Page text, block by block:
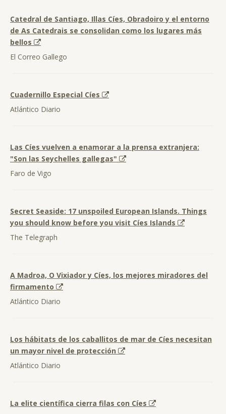
Catedral de Santiago, Illas Cíes, Obradoiro y el entorno
de As Catedrais se consolidan como los lugares más
bellos
El Correo Gallego
Cuadernillo Especial Cíes
Atlántico Diario
Las Cíes vuelven a enamorar a la prensa extranjera:
"Son las Seychelles gallegas"
Faro de Vigo
Secret Seaside: 17 unspoiled European Islands. Things
you should know before you visit Cíes Islands
The Telegraph
A Madroa, O Vixiador y Cíes, los mejores miradores del
firmamento
Atlántico Diario
Los hábitats de los caballitos de mar de Cíes necesitan
un mayor nivel de protección
Atlántico Diario
La elite científica cierra filas con Cíes